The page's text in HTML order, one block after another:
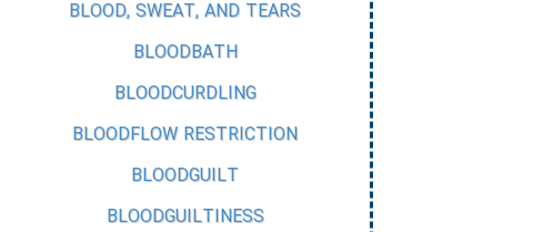
BLOOD, SWEAT, AND TEARS
BLOODBATH
BLOODCURDLING
BLOODFLOW RESTRICTION
BLOODGUILT
BLOODGUILTINESS